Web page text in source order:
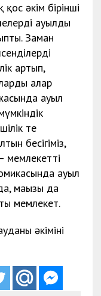
әкім бірінші
ауылдың
Заман
артып,
алар
ауыл
те
бесігіміз,
мемлекеттің
ауыл
маңызы да
мемлекет.
әкімінің